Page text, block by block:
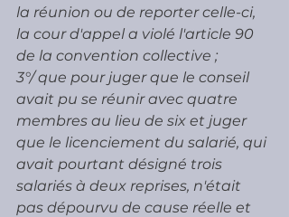
la réunion ou de reporter celle-ci,
la cour d'appel a violé l'article 90
de la convention collective ;
3°/ que pour juger que le conseil
avait pu se réunir avec quatre
membres au lieu de six et juger
que le licenciement du salarié, qui
avait pourtant désigné trois
salariés à deux reprises, n'était
pas dépourvu de cause réelle et